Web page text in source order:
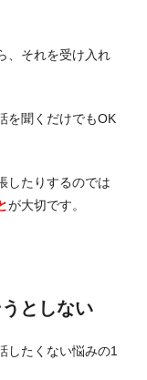
、それを受け入れ
を聞くだけでもOK
したりするのでは
が大切です。
としない
したくない悩みの1